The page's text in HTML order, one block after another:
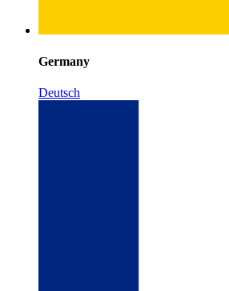
Germany
Deutsch